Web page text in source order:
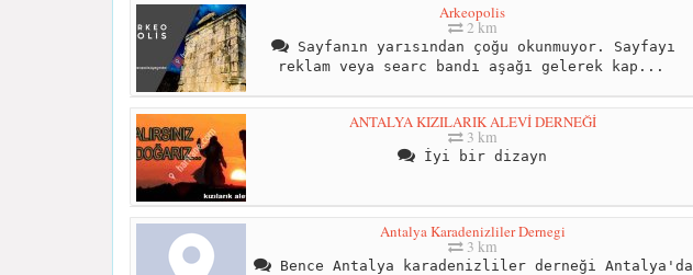
Arkeopolis
2 km
Sayfanın yarısından çoğu okunmuyor. Sayfayı
reklam veya searc bandı aşağı gelerek kap...
ANTALYA KIZILARIK ALEVİ DERNEĞİ
3 km
İyi bir dizayn
Antalya Karadenizliler Dernegi
3 km
Bence Antalya karadenizliler derneği Antalya'da